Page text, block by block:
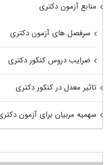
منابع آزمون دکتری
سرفصل های آزمون دکتری
ضرایب دروس کنکور دکتری
تاثیر معدل در کنکور دکتری
سهمیه مربیان برای آزمون